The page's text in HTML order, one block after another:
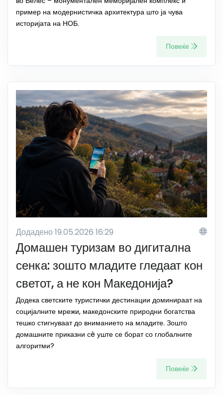
пример на модернистичка архитектура што ја чува
историјата на НОБ.
Повеќе
Додадено 19.05.2026 16:29
Домашен туризам во дигитална
сенка: зошто младите гледаат кон
светот, а не кон Македонија?
Додека светските туристички дестинации доминираат на
социјалните мрежи, македонските природни богатства
тешко стигнуваат до вниманието на младите. Зошто
домашните приказни сè уште се борат со глобалните
алгоритми?
Повеќе